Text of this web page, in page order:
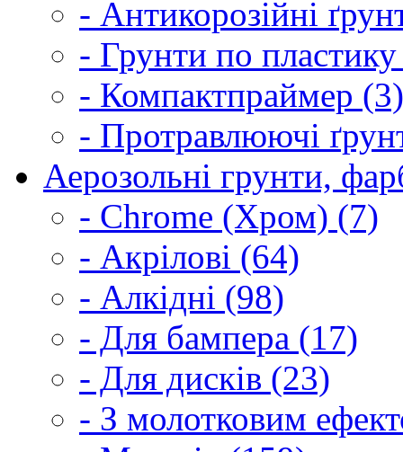
- Антикорозійні
- Грунти по
- Компактпраймер (3)
- Протравлюючі
Аерозольні грунти,
- Chrome (Хром) (7)
- Акрілові (64)
- Алкідні (98)
- Для бампера (17)
- Для дисків (23)
- З молотковим